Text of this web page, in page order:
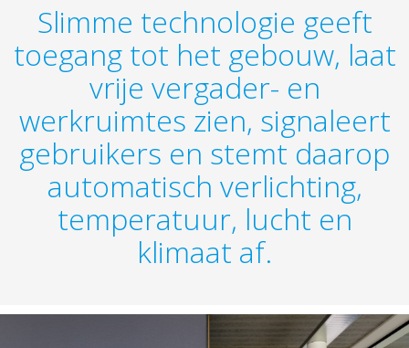
Slimme technologie geeft
toegang tot het gebouw, laat
vrije vergader- en
werkruimtes zien, signaleert
gebruikers en stemt daarop
automatisch verlichting,
temperatuur, lucht en
klimaat af.